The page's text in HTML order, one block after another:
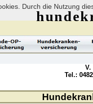
Durch die Nutzung
V.
Tel.: